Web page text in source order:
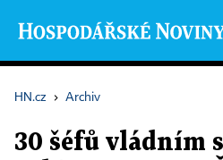
HN.cz › Archiv
30 šéfů vládním